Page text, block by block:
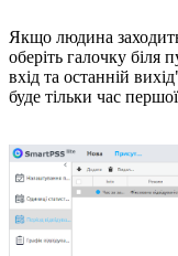
Якщо людина
оберіть галочку
вхід та останній
буде тільки час